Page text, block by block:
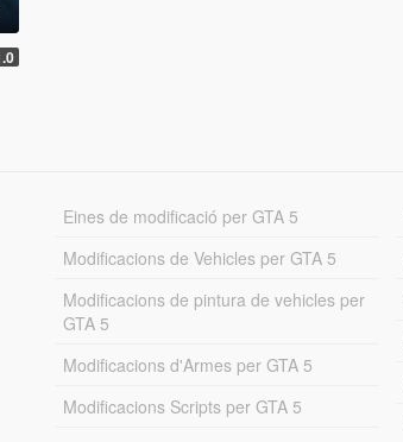
Eines de modificació per GTA 5
Modificacions de Vehicles per GTA 5
Modificacions de pintura de vehicles per
GTA 5
Modificacions d'Armes per GTA 5
Modificacions Scripts per GTA 5